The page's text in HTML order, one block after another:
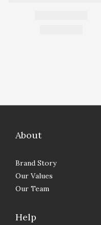
About
Brand Story
Our Values
Our Team
Help